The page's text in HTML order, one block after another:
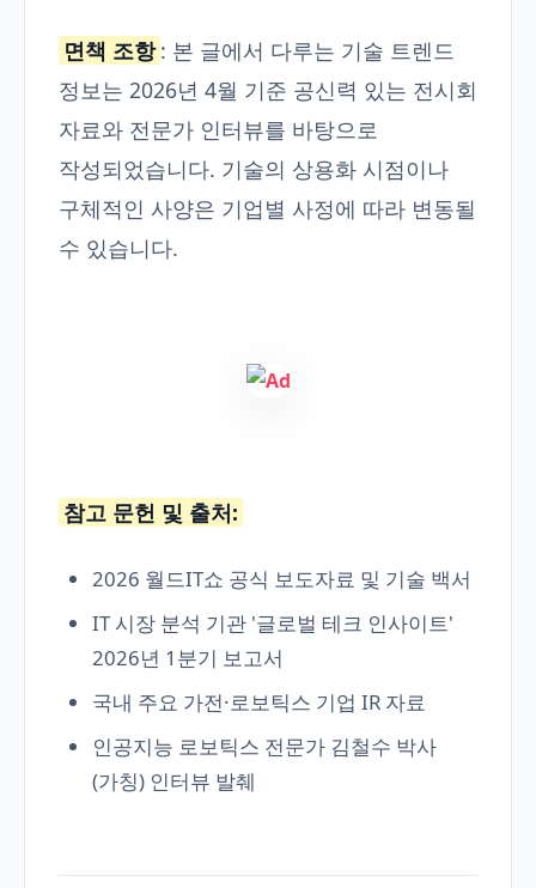
면책 조항 : 본 글에서 다루는 기술 트렌드
정보는 2026년 4월 기준 공신력 있는 전시회
자료와 전문가 인터뷰를 바탕으로
작성되었습니다. 기술의 상용화 시점이나
구체적인 사양은 기업별 사정에 따라 변동될
수 있습니다.
참고 문헌 및 출처:
2026 월드IT쇼 공식 보도자료 및 기술 백서
IT 시장 분석 기관 '글로벌 테크 인사이트'
2026년 1분기 보고서
국내 주요 가전·로보틱스 기업 IR 자료
인공지능 로보틱스 전문가 김철수 박사
(가칭) 인터뷰 발췌